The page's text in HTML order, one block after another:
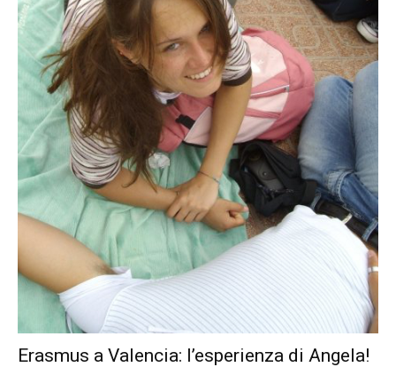
Erasmus a Valencia: l’esperienza di Angela!